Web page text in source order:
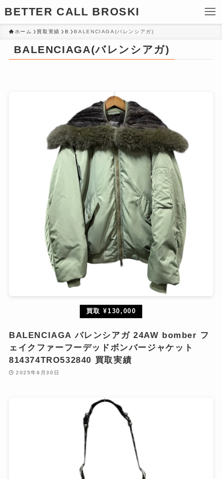
BETTER CALL BROSKI
ホーム 買取実績 B BALENCIAGA(バレンシアガ)
BALENCIAGA(バレンシアガ)
買取 ¥130,000
BALENCIAGA バレンシアガ 24AW bomber フ
ェイクファーフーデッドボンバージャケット
814374TRO532840 買取実績
2025年6月30日